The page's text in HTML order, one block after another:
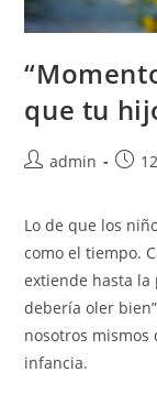
que tu
admin
Lo de que los
como el tiempo.
extiende hasta la
debería oler
nosotros
infancia.